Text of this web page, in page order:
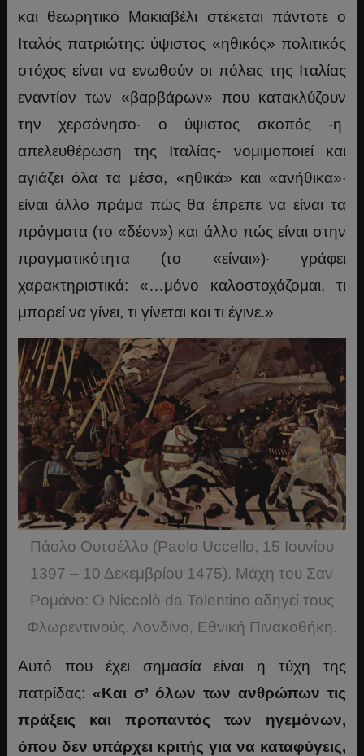
και θεωρητικό Μακιαβέλι στέκεται πάντοτε ο
Ιταλός πατριώτης: ύψιστος «ηθικός» πολιτικός
στόχος είναι να ενωθούν οι πόλεις της Ιταλίας
εναντίον των «βαρβάρων» που κατακλύζουν
την χερσόνησο· ο ύψιστος σκοπός -η
απελευθέρωση της Ιταλίας- νομιμοποιεί και
αγιάζει όλα τα μέσα, «ηθικά» και «ανήθικα»·
είναι άλλο πράμα πώς θα έπρεπε να είναι τα
πράγματα (το «δέον») και άλλο πώς είναι στην
πραγματικότητα (το «είναι»)· γράφει
χαρακτηριστικά: «…μόνο καλοστοχάζομαι, τι
μπορεί να γίνει, τι γίνεται και τι έγινε.»
Πάολο Ουτσέλλο (Paolo Uccello, 15 Ιουνίου
1397 – 10 Δεκεμβρίου 1475). Μάχη του Σαν
Ρομάνο: Ο Niccolò da Tolentino οδηγεί τους
Φλωρεντινούς. Λονδίνο, Εθνική Πινακοθήκη.
Αυτό που έχει σημασία είναι η τύχη της
πατρίδας: «Και σ’ όλων των ανθρώπων τις
πράξεις και προπαντός των ηγεμόνων,
όπου δεν υπάρχει κριτής για να καταφύγεις,